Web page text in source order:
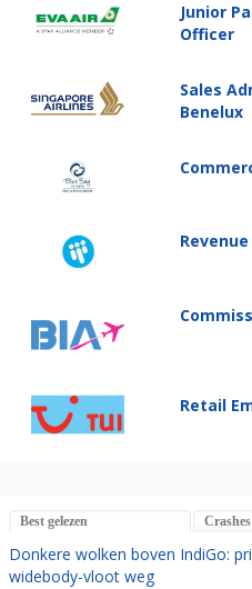
Junior
Officer
Sales
Benelux
Retail
Best gelezen Crashes
Donkere wolken boven IndiGo:
widebody-vloot weg